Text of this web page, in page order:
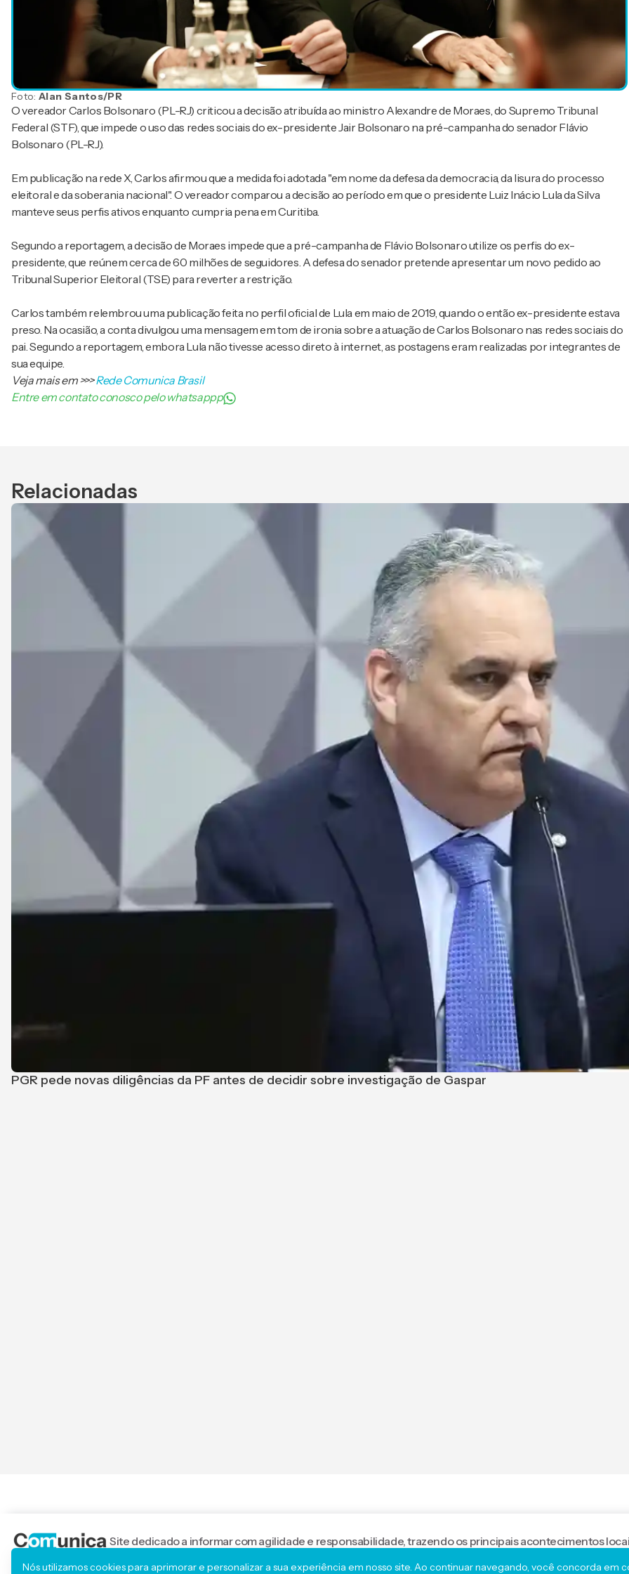
Foto:Alan Santos/PR
O vereador Carlos Bolsonaro (PL-RJ) criticou a decisão atribuída ao ministro Alexandre de Moraes, do Supremo Tribunal
Federal (STF), que impede o uso das redes sociais do ex-presidente Jair Bolsonaro na pré-campanha do senador Flávio
Bolsonaro (PL-RJ).
Em publicação na rede X, Carlos afirmou que a medida foi adotada "em nome da defesa da democracia, da lisura do processo
eleitoral e da soberania nacional". O vereador comparou a decisão ao período em que o presidente Luiz Inácio Lula da Silva
manteve seus perfis ativos enquanto cumpria pena em Curitiba.
Segundo a reportagem, a decisão de Moraes impede que a pré-campanha de Flávio Bolsonaro utilize os perfis do ex-
presidente, que reúnem cerca de 60 milhões de seguidores. A defesa do senador pretende apresentar um novo pedido ao
Tribunal Superior Eleitoral (TSE) para reverter a restrição.
Carlos também relembrou uma publicação feita no perfil oficial de Lula em maio de 2019, quando o então ex-presidente estava
preso. Na ocasião, a conta divulgou uma mensagem em tom de ironia sobre a atuação de Carlos Bolsonaro nas redes sociais do
pai. Segundo a reportagem, embora Lula não tivesse acesso direto à internet, as postagens eram realizadas por integrantes de
sua equipe.
Veja mais em>>>Rede Comunica Brasil
Entre em contato conosco pelo whatsappp
Relacionadas
PGR pede novas diligências da PF antes de decidir sobre investigação de Gaspar
Site dedicado a informar com agilidade e responsabilidade, trazendo os principais acontecimentos
Nós utilizamos cookies para aprimorar e personalizar a sua experiência em nosso site. Ao continuar navegando, você concorda em